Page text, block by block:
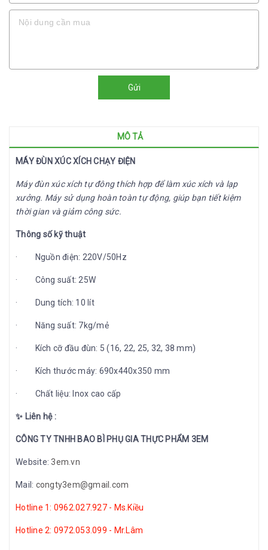
Gửi
MÔ TẢ
MÁY ĐÙN XÚC XÍCH CHẠY ĐIỆN
Máy đùn xúc xích tự đông thích hợp để làm xúc xích và lạp
xưởng. Máy sử dụng hoàn toàn tự động, giúp bạn tiết kiệm
thời gian và giảm công sức.
Thông số kỹ thuật
· Nguồn điện: 220V/50Hz
· Công suất: 25W
· Dung tích: 10 lít
· Năng suất: 7kg/mẻ
· Kích cỡ đầu đùn: 5 (16, 22, 25, 32, 38 mm)
· Kích thước máy: 690x440x350 mm
· Chất liệu: Inox cao cấp
✨ Liên hệ :
CÔNG TY TNHH BAO BÌ PHỤ GIA THỰC PHẨM 3EM
Website:3em.vn
Mail: congty3em@gmail.com
Hotline 1: 0962.027.927 - Ms.Kiều
Hotline 2: 0972.053.099 - Mr.Lâm